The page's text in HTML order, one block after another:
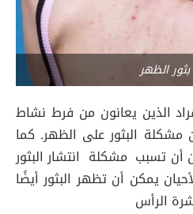
الظهر
الذين يعانون من فرط نشاط
مشكلة البثور على الظهر. كما
أن تسبب مشكلة انتشار البثور
يمكن أن تظهر البثور أيضًا
الرأس